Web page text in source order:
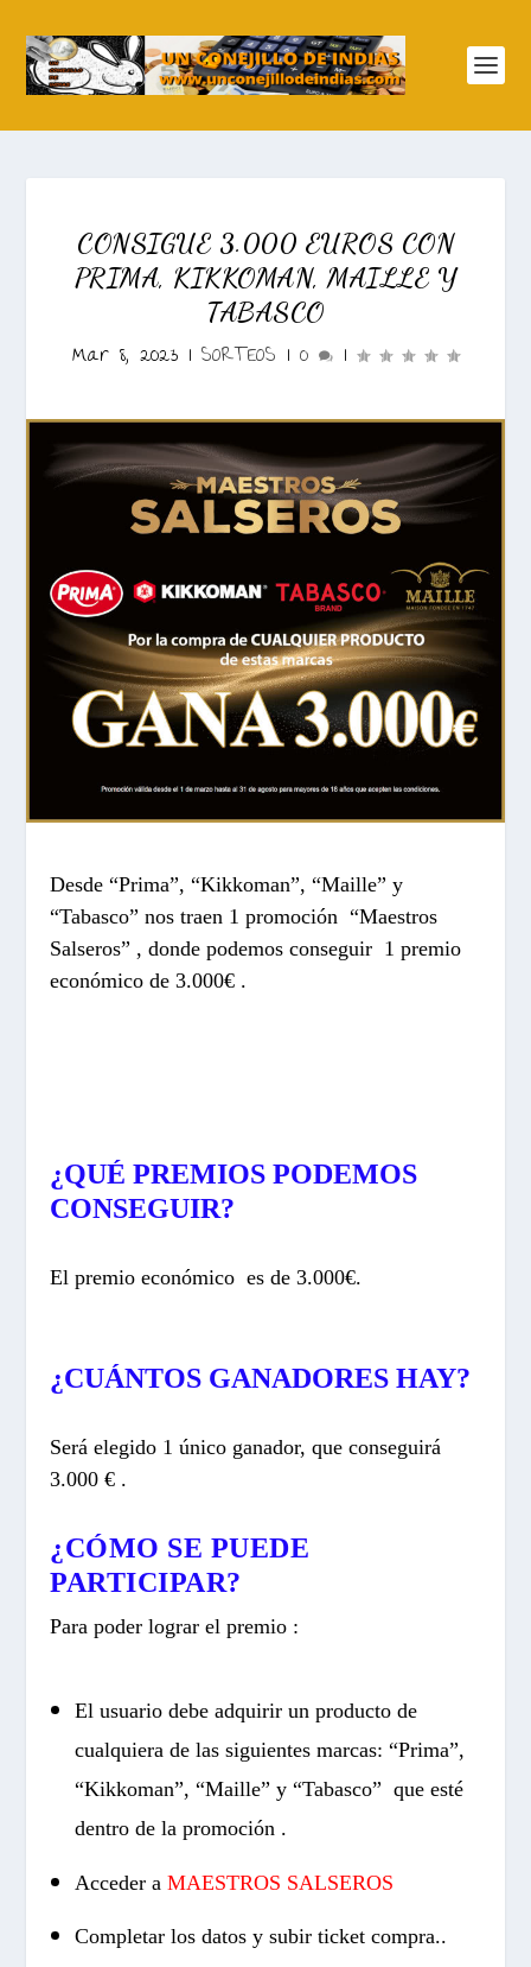
CONSIGUE 3.000 EUROS CON
PRIMA, KIKKOMAN, MAILLE Y
TABASCO
Mar 8, 2023 | SORTEOS | 0 |
Desde “Prima”, “Kikkoman”, “Maille” y
“Tabasco” nos traen 1 promoción “Maestros
Salseros” , donde podemos conseguir 1 premio
económico de 3.000€ .
¿QUÉ PREMIOS PODEMOS
CONSEGUIR?
El premio económico es de 3.000€.
¿CUÁNTOS GANADORES HAY?
Será elegido 1 único ganador, que conseguirá
3.000 € .
¿CÓMO SE PUEDE
PARTICIPAR?
Para poder lograr el premio :
El usuario debe adquirir un producto de
cualquiera de las siguientes marcas: “Prima”,
“Kikkoman”, “Maille” y “Tabasco” que esté
dentro de la promoción .
Acceder a MAESTROS SALSEROS
Completar los datos y subir ticket compra..